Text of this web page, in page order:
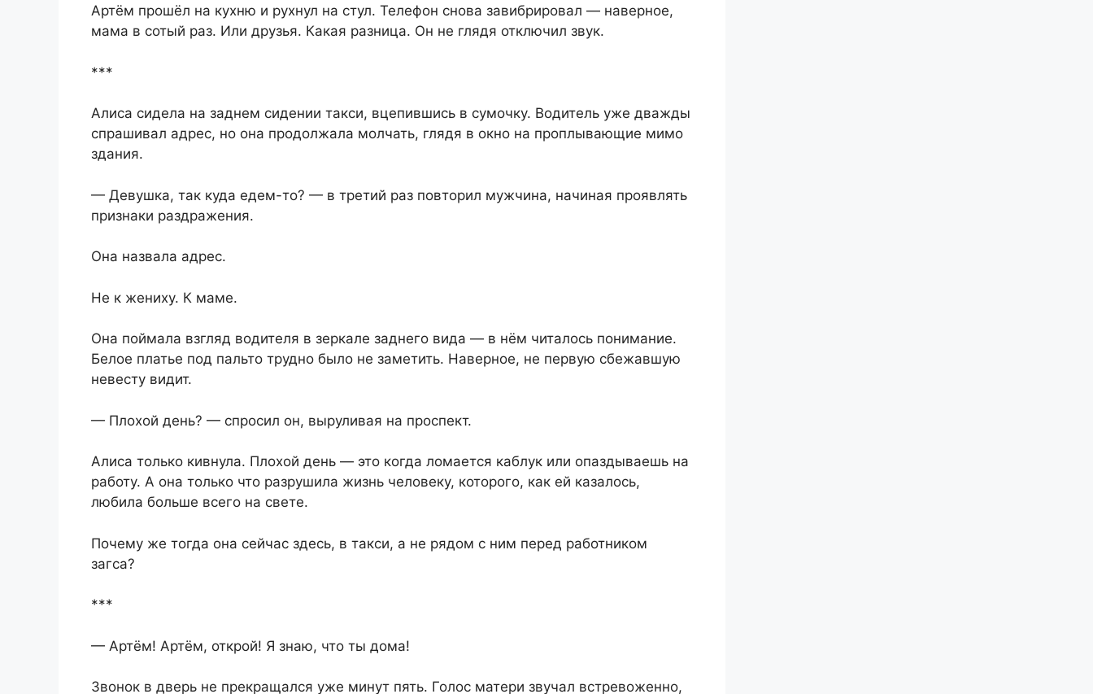
Артём прошёл на кухню и рухнул на стул. Телефон снова завибрировал — наверное,
мама в сотый раз. Или друзья. Какая разница. Он не глядя отключил звук.
***
Алиса сидела на заднем сидении такси, вцепившись в сумочку. Водитель уже дважды
спрашивал адрес, но она продолжала молчать, глядя в окно на проплывающие мимо
здания.
— Девушка, так куда едем-то? — в третий раз повторил мужчина, начиная проявлять
признаки раздражения.
Она назвала адрес.
Не к жениху. К маме.
Она поймала взгляд водителя в зеркале заднего вида — в нём читалось понимание.
Белое платье под пальто трудно было не заметить. Наверное, не первую сбежавшую
невесту видит.
— Плохой день? — спросил он, выруливая на проспект.
Алиса только кивнула. Плохой день — это когда ломается каблук или опаздываешь на
работу. А она только что разрушила жизнь человеку, которого, как ей казалось,
любила больше всего на свете.
Почему же тогда она сейчас здесь, в такси, а не рядом с ним перед работником
загса?
***
— Артём! Артём, открой! Я знаю, что ты дома!
Звонок в дверь не прекращался уже минут пять. Голос матери звучал встревоженно,